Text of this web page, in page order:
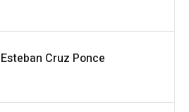
Cruz Ponce